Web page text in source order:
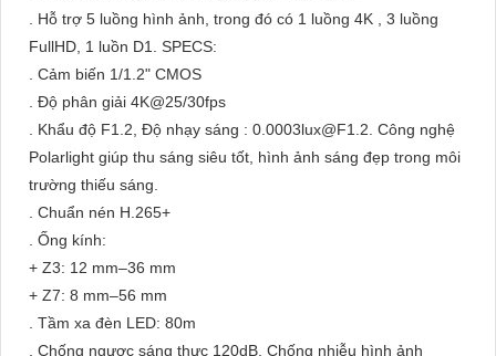
. Hỗ trợ 5 luồng hình ảnh, trong đó có 1 luồng 4K , 3 luồng
FullHD, 1 luồn D1. SPECS:
. Cảm biến 1/1.2" CMOS
. Độ phân giải 4K@25/30fps
. Khẩu độ F1.2, Độ nhạy sáng : 0.0003lux@F1.2. Công nghệ
Polarlight giúp thu sáng siêu tốt, hình ảnh sáng đẹp trong môi
trường thiếu sáng.
. Chuẩn nén H.265+
. Ống kính:
+ Z3: 12 mm–36 mm
+ Z7: 8 mm–56 mm
. Tầm xa đèn LED: 80m
. Chống ngược sáng thực 120dB, Chống nhiễu hình ảnh